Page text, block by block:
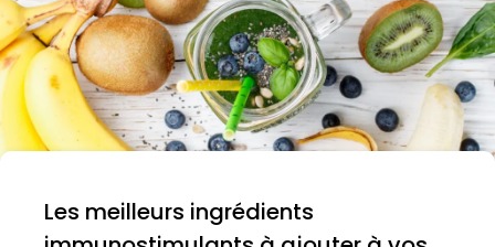
Les meilleurs ingrédients